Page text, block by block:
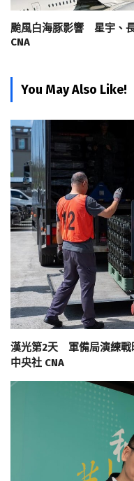
颱風白海豚影響 星宇、
CNA
You May Also Like!
漢光第2天 軍備局演練戰
中央社 CNA